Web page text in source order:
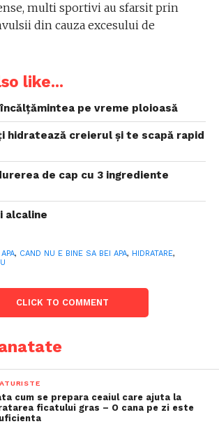
multi sportivi au sfarsit prin
din cauza excesului de
like...
pe vreme ploioasă
hidratează creierul și te scapă rapid
de cap cu 3 ingrediente
alcaline
APA, CAND NU E BINE SA BEI APA, HIDRATARE,
CLICK TO COMMENT
cum se prepara ceaiul care ajuta la
ficatului gras – O cana pe zi este